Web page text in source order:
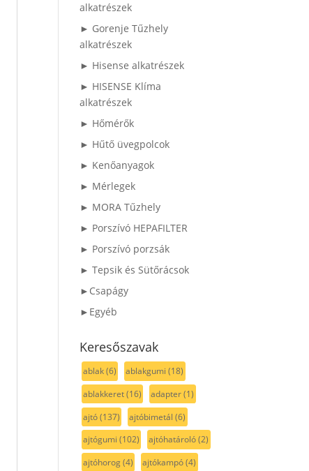
alkatrészek
► Gorenje Tűzhely
alkatrészek
► Hisense alkatrészek
► HISENSE Klíma
alkatrészek
► Hőmérők
► Hűtő üvegpolcok
► Kenőanyagok
► Mérlegek
► MORA Tűzhely
► Porszívó HEPAFILTER
► Porszívó porzsák
► Tepsik és Sütőrácsok
►Csapágy
►Egyéb
Keresőszavak
ablak(6) ablakgumi (18)
ablakkeret(16) adapter(1)
ajtó(137) ajtóbimetál (6)
ajtógumi (102) ajtóhatároló(2)
ajtóhorog(4) ajtókampó(4)